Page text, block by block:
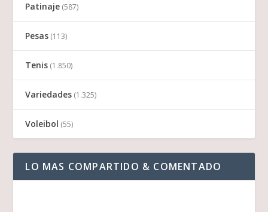
Patinaje (587)
Pesas (113)
Tenis (1.850)
Variedades (1.325)
Voleibol (55)
LO MAS COMPARTIDO & COMENTADO